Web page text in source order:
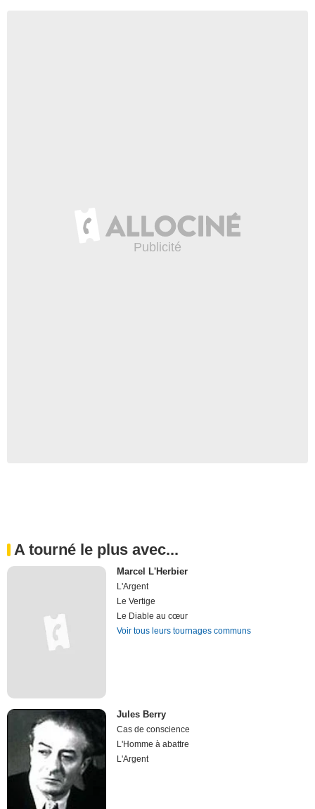
A tourné le plus avec...
Marcel L'Herbier
L'Argent
Le Vertige
Le Diable au cœur
Voir tous leurs tournages communs
Jules Berry
Cas de conscience
L'Homme à abattre
L'Argent